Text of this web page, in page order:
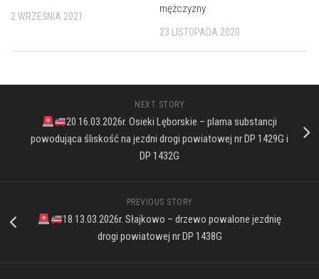
2 WRZEŚNIA 2021
mężczyzny
23 LISTOPADA 2020
NEXT STORY
20 16.03.2026r. Osieki Lęborskie – plama substancji
powodująca śliskość na jezdni drogi powiatowej nr DP 1429G i
DP 1432G
PREVIOUS STORY
18 13.03.2026r. Słajkowo – drzewo powalone jezdnię
drogi powiatowej nr DP 1438G